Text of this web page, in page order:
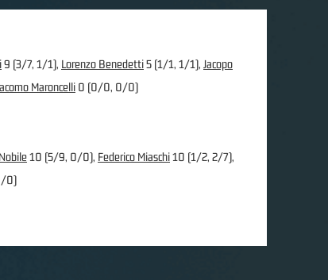
9 (3/7, 1/1), Lorenzo Benedetti5 (1/1, 1/1), Jacopo
Maroncelli 0 (0/0, 0/0)
10 (5/9, 0/0), Federico Miaschi10 (1/2, 2/7),
0)